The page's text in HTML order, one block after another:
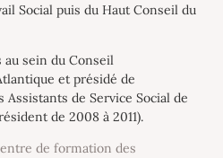
Social puis du Haut Conseil du
au sein du Conseil
et présidé de
Assistants de Service Social de
de 2008 à 2011).
de formation des